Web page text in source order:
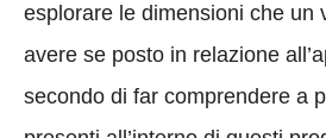
esplorare le dimensioni che un
avere se posto in relazione
secondo di far comprendere a